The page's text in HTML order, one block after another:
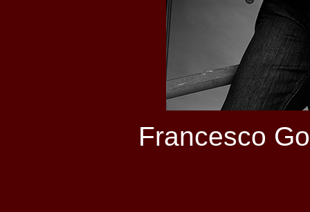
Francesco